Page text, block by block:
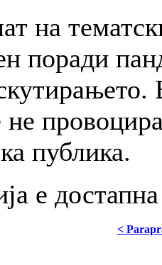
на
поради
публика.
е
<